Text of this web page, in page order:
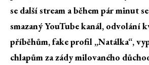
se další stream a během pár minut
smazaný YouTube kanál, odvolání
příběhům, fake profil „Natálka“,
chlapům za zády milovaného